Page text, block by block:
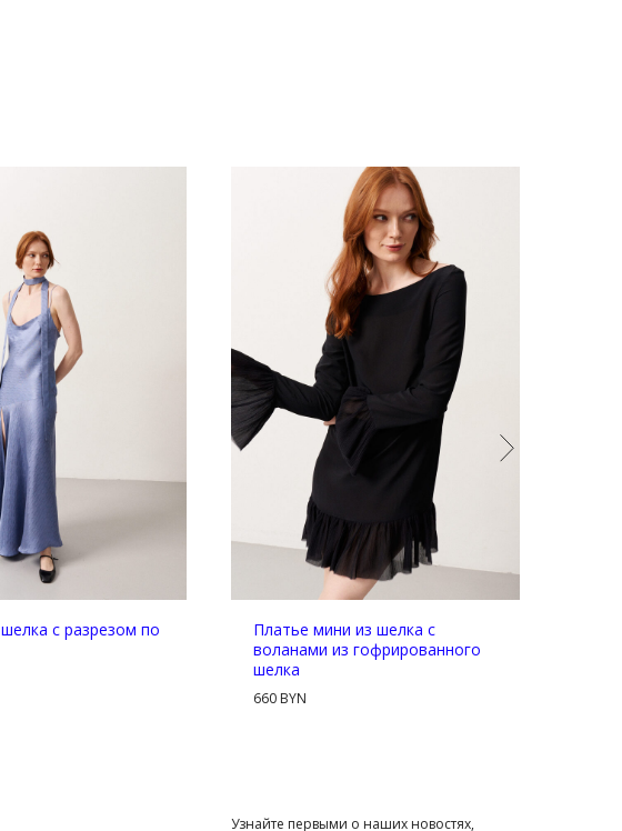
с разрезом по
Платье мини из шелка с
воланами из гофрированного
шелка
660 BYN
Узнайте первыми о наших новостях,